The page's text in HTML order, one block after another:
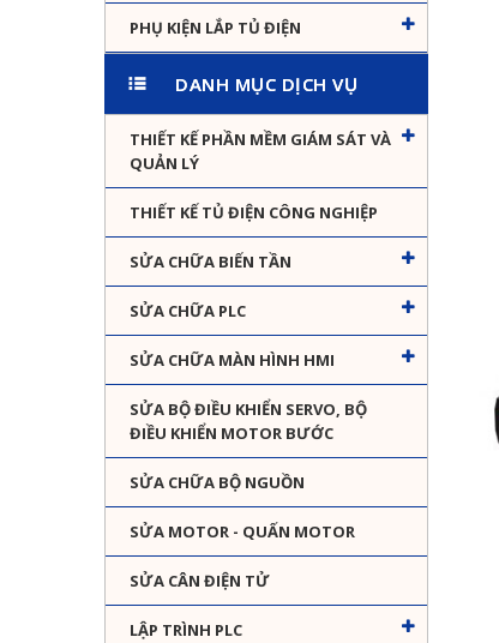
PHỤ KIỆN LẮP TỦ ĐIỆN
DANH MỤC DỊCH VỤ
THIẾT KẾ PHẦN MỀM GIÁM SÁT VÀ
QUẢN LÝ
THIẾT KẾ TỦ ĐIỆN CÔNG NGHIỆP
SỬA CHỮA BIẾN TẦN
SỬA CHỮA PLC
SỬA CHỮA MÀN HÌNH HMI
SỬA BỘ ĐIỀU KHIỂN SERVO, BỘ
ĐIỀU KHIỂN MOTOR BƯỚC
SỬA CHỮA BỘ NGUỒN
SỬA MOTOR - QUẤN MOTOR
SỬA CÂN ĐIỆN TỬ
LẬP TRÌNH PLC